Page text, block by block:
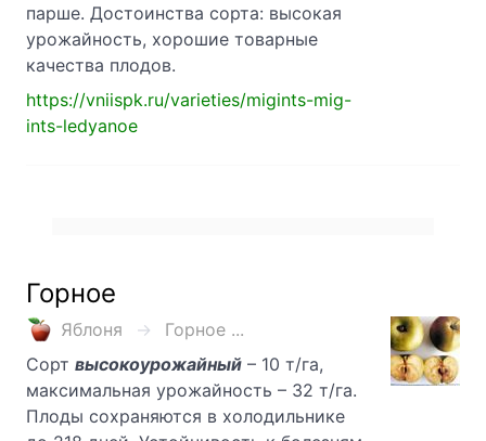
парше. Достоинства сорта: высокая
урожайность, хорошие товарные
качества плодов.
https://vniispk.ru/varieties/migints-mig-
ints-ledyanoe
Горное
Яблоня
Горное ...
Сорт высокоурожайный – 10 т/га,
максимальная урожайность – 32 т/га.
Плоды сохраняются в холодильнике